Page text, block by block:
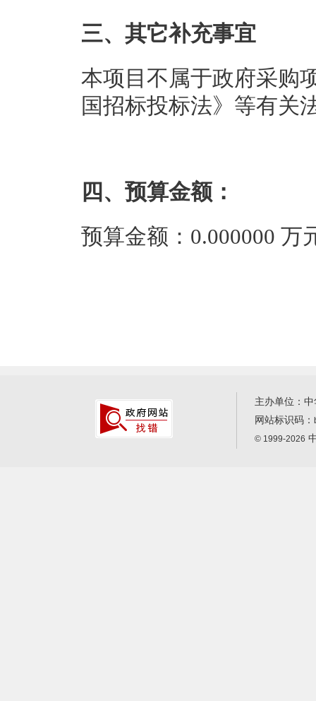
三、其它补充事宜
本项目不属于政府采购
国招标投标法》等有关
四、预算金额：
预算金额：0.000000 万
主办单位：
网站标识码：
© 1999-2026